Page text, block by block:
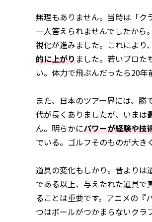
無理もありません。当時は「ク
一人答えられませんでしたから
視化が進みました。これにより
的に上がりました。若いプロた
い。体力で飛ぶんだったら20年
また、日本のツアー界には、
代が長くありましたが、いまは
ん。明らかにパワーが経験や技
でいる。ゴルフそのものが大き
道具の変化もしかり。昔よりは
である以上、与えたれた道具で
ることは重要です。アニメの『
つはボールがつかまらないクラ